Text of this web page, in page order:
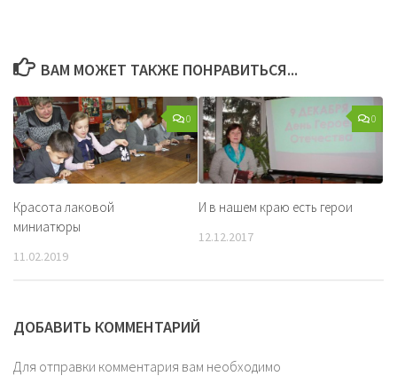
ВАМ МОЖЕТ ТАКЖЕ ПОНРАВИТЬСЯ...
0
Красота лаковой
миниатюры
11.02.2019
0
И в нашем краю есть герои
12.12.2017
ДОБАВИТЬ КОММЕНТАРИЙ
Для отправки комментария вам необходимо